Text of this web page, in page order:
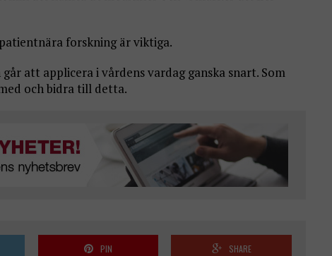
forskning är viktiga.
att applicera i vårdens vardag ganska snart. Som
och bidra till detta.
PIN SHARE